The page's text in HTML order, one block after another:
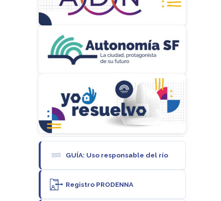
GUÍA: Uso responsable del río
Registro PRODENNA